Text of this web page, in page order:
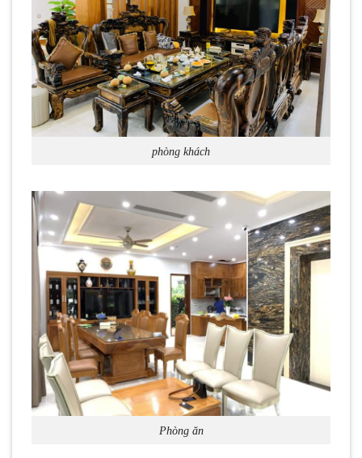
phòng khách
Phòng ăn